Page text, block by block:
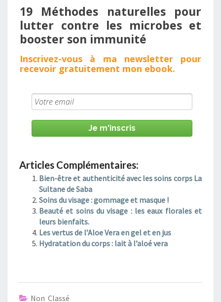
19 Méthodes naturelles pour
lutter contre les microbes et
booster son immunité ​
Inscrivez - vous à ma newsletter pour
recevoir gratuitement mon ebook.
Je m'inscris
Articles Complémentaires:
Bien-être et authenticité avec les soins corps La
Sultane de Saba
Soins du visage : gommage et masque !
Beauté et soins du visage : les eaux florales et
leurs bienfaits.
Les vertus de l’Aloe Vera en gel et en jus
Hydratation du corps : lait à l’aloé vera
Non Classé